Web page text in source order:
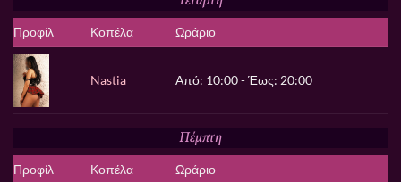
Προφίλ Κοπέλα Ωράριο
Nastia Από: 10:00 - Έως: 20:00
Πέμπτη
Προφίλ Κοπέλα Ωράριο